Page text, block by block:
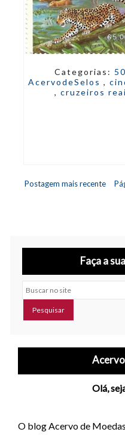
Categorias:
AcervodeSelos ,
, cruzeiros
Postagem mais recente
Faça a
Buscar no site
Olá,
O blog Acervo de